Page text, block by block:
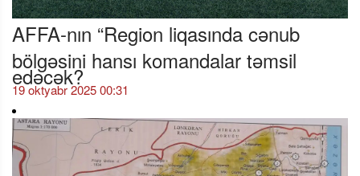
AFFA-nın “Region liqasında cənub
bölgəsini hansı komandalar təmsil
edəcək?
19 oktyabr 2025 00:31